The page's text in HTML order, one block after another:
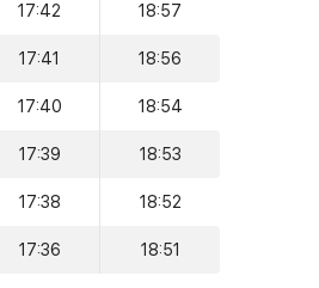
17:42 18:57
17:41 18:56
17:40 18:54
17:39 18:53
17:38 18:52
17:36 18:51